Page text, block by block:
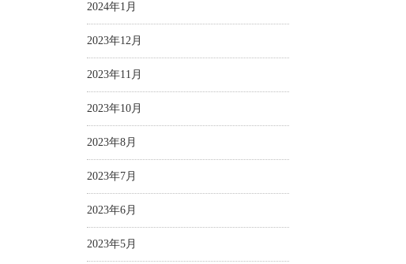
2024年1月
2023年12月
2023年11月
2023年10月
2023年8月
2023年7月
2023年6月
2023年5月